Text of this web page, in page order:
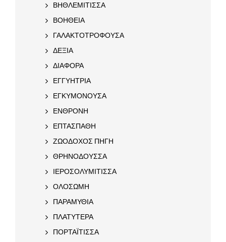
ΒΗΘΛΕΜΙΤΙΣΣΑ
ΒΟΗΘΕΙΑ
ΓΑΛΑΚΤΟΤΡΟΦΟΥΣΑ
ΔΕΞΙΑ
ΔΙΑΦΟΡΑ
ΕΓΓΥΗΤΡΙΑ
ΕΓΚΥΜΟΝΟΥΣΑ
ΕΝΘΡΟΝΗ
ΕΠΤΑΣΠΑΘΗ
ΖΩΟΔΟΧΟΣ ΠΗΓΗ
ΘΡΗΝΟΔΟΥΣΣΑ
ΙΕΡΟΣΟΛΥΜΙΤΙΣΣΑ
ΟΛΟΣΩΜΗ
ΠΑΡΑΜΥΘΙΑ
ΠΛΑΤΥΤΕΡΑ
ΠΟΡΤΑΪΤΙΣΣΑ